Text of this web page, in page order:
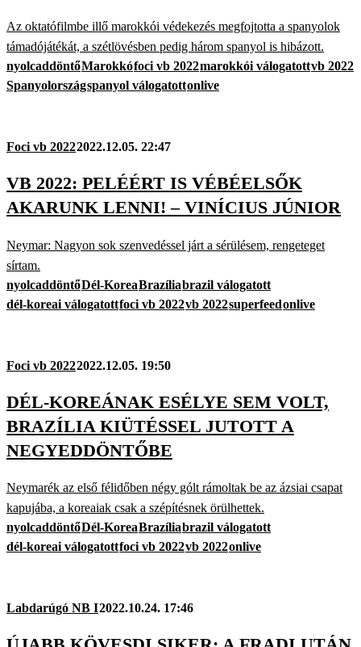
Az oktatófilmbe illő marokkói védekezés megfojtotta a spanyolok
támadójátékát, a szétlövésben pedig három spanyol is hibázott.
nyolcaddöntőMarokkófoci vb 2022marokkói válogatottvb 2022
Spanyolországspanyol válogatottonlive
Foci vb 20222022.12.05. 22:47
VB 2022: PELÉÉRT IS VÉBÉELSŐK
AKARUNK LENNI! – VINÍCIUS JÚNIOR
Neymar: Nagyon sok szenvedéssel járt a sérülésem, rengeteget
sírtam.
nyolcaddöntőDél-KoreaBrazíliabrazil válogatott
dél-koreai válogatottfoci vb 2022vb 2022superfeedonlive
Foci vb 20222022.12.05. 19:50
DÉL-KOREÁNAK ESÉLYE SEM VOLT,
BRAZÍLIA KIÜTÉSSEL JUTOTT A
NEGYEDDÖNTŐBE
Neymarék az első félidőben négy gólt rámoltak be az ázsiai csapat
kapujába, a koreaiak csak a szépítésnek örülhettek.
nyolcaddöntőDél-KoreaBrazíliabrazil válogatott
dél-koreai válogatottfoci vb 2022vb 2022onlive
Labdarúgó NB I2022.10.24. 17:46